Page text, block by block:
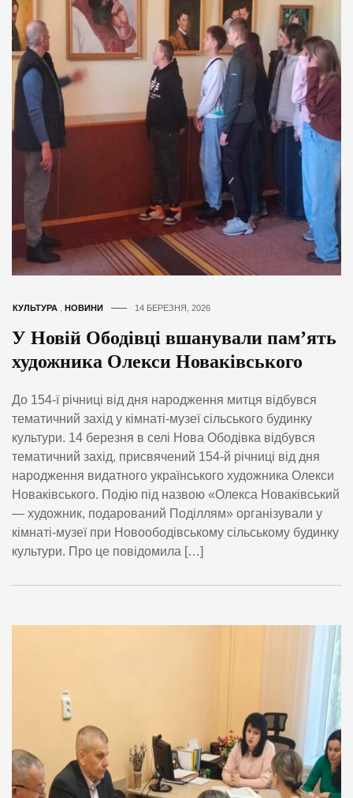
КУЛЬТУРА , НОВИНИ 14 БЕРЕЗНЯ, 2026
У Новій Ободівці вшанували пам’ять
художника Олекси Новаківського
До 154-ї річниці від дня народження митця відбувся
тематичний захід у кімнаті-музеї сільського будинку
культури. 14 березня в селі Нова Ободівка відбувся
тематичний захід, присвячений 154-й річниці від дня
народження видатного українського художника Олекси
Новаківського. Подію під назвою «Олекса Новаківський
— художник, подарований Поділлям» організували у
кімнаті-музеї при Новоободівському сільському будинку
культури. Про це повідомила […]